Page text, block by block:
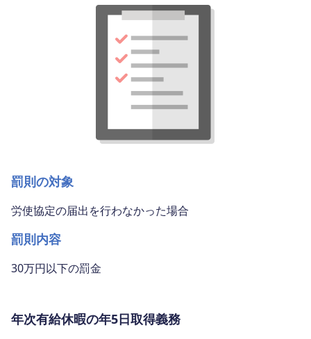
罰則の対象
労使協定の届出を行わなかった場合
罰則内容
30万円以下の罰金
年次有給休暇の年5日取得義務